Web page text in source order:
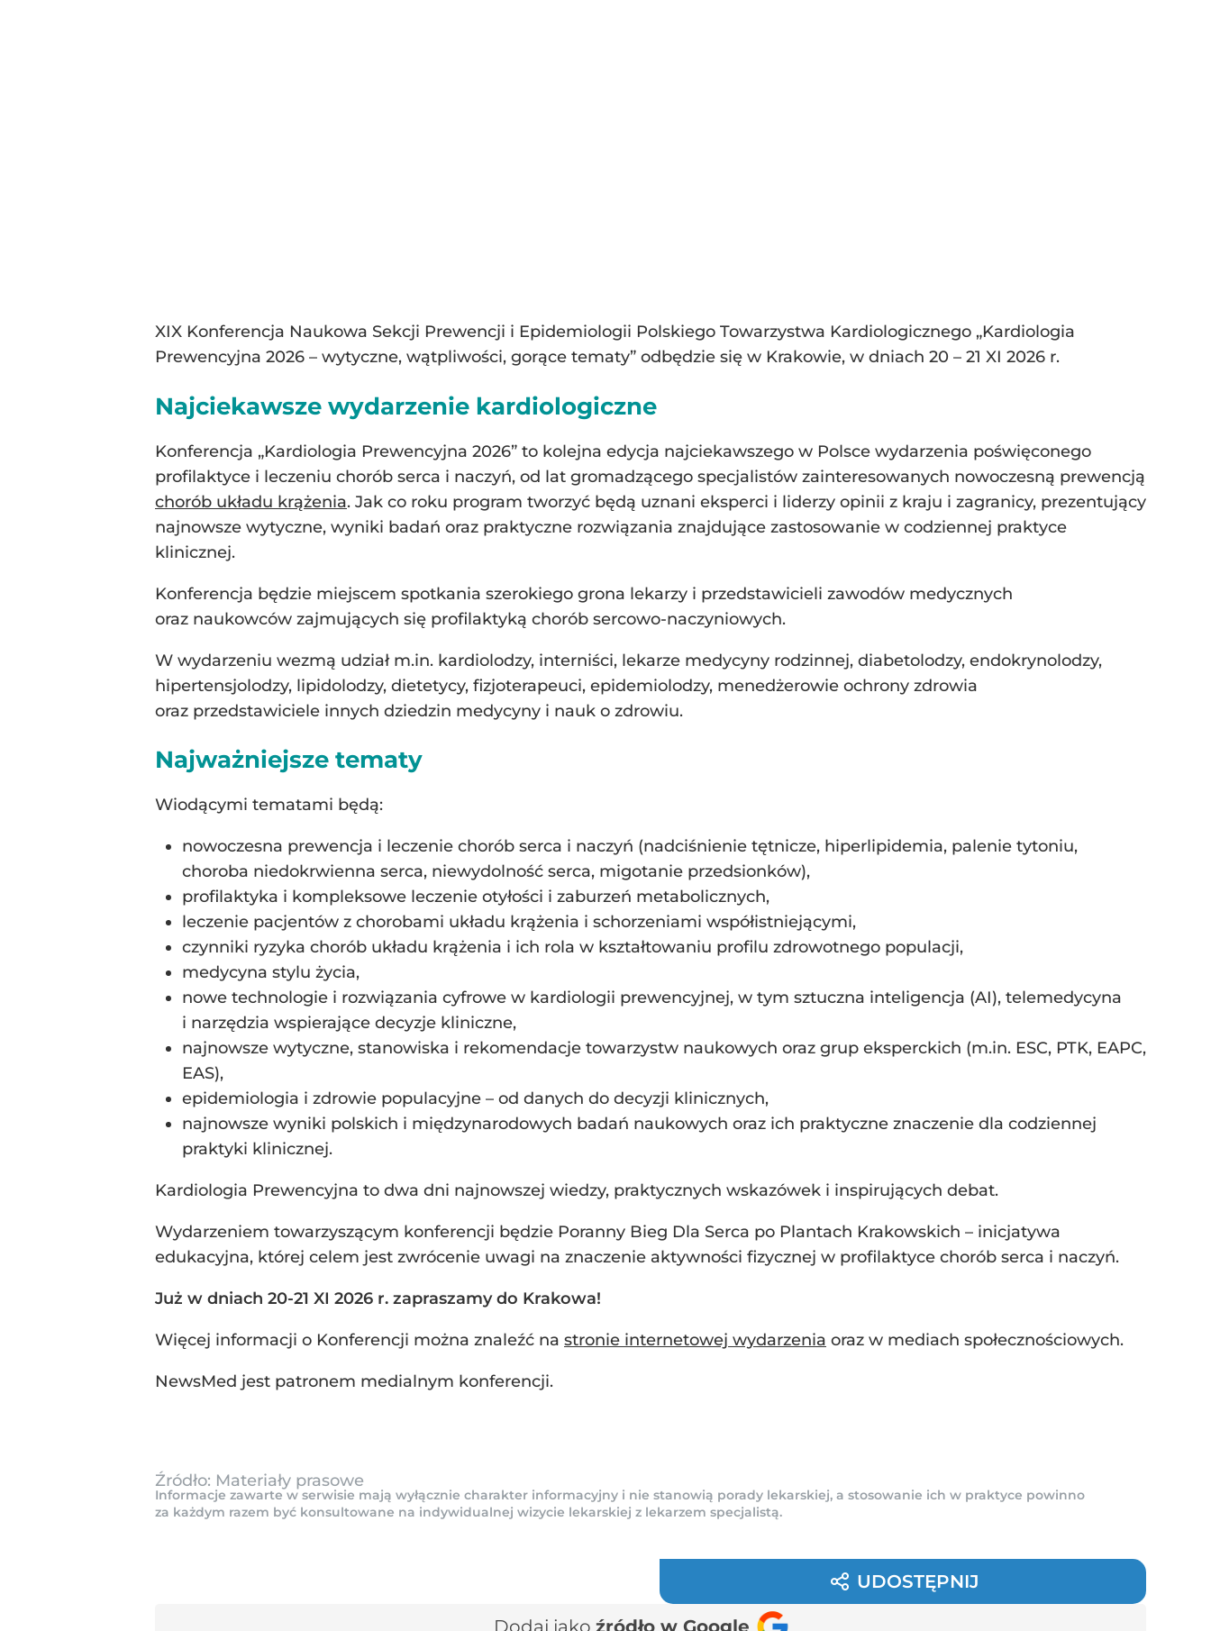
XIX Konferencja Naukowa Sekcji Prewencji i Epidemiologii Polskiego Towarzystwa Kardiologicznego „Kardiologia
Prewencyjna 2026 – wytyczne, wątpliwości, gorące tematy” odbędzie się w Krakowie, w dniach 20 – 21 XI 2026 r.
Najciekawsze wydarzenie kardiologiczne
Konferencja „Kardiologia Prewencyjna 2026” to kolejna edycja najciekawszego w Polsce wydarzenia poświęconego
profilaktyce i leczeniu chorób serca i naczyń, od lat gromadzącego specjalistów zainteresowanych nowoczesną prewencją
chorób układu krążenia. Jak co roku program tworzyć będą uznani eksperci i liderzy opinii z kraju i zagranicy, prezentujący
najnowsze wytyczne, wyniki badań oraz praktyczne rozwiązania znajdujące zastosowanie w codziennej praktyce
klinicznej.
Konferencja będzie miejscem spotkania szerokiego grona lekarzy i przedstawicieli zawodów medycznych
oraz naukowców zajmujących się profilaktyką chorób sercowo-naczyniowych.
W wydarzeniu wezmą udział m.in. kardiolodzy, interniści, lekarze medycyny rodzinnej, diabetolodzy, endokrynolodzy,
hipertensjolodzy, lipidolodzy, dietetycy, fizjoterapeuci, epidemiolodzy, menedżerowie ochrony zdrowia
oraz przedstawiciele innych dziedzin medycyny i nauk o zdrowiu.
Najważniejsze tematy
Wiodącymi tematami będą:
nowoczesna prewencja i leczenie chorób serca i naczyń (nadciśnienie tętnicze, hiperlipidemia, palenie tytoniu,
choroba niedokrwienna serca, niewydolność serca, migotanie przedsionków),
profilaktyka i kompleksowe leczenie otyłości i zaburzeń metabolicznych,
leczenie pacjentów z chorobami układu krążenia i schorzeniami współistniejącymi,
czynniki ryzyka chorób układu krążenia i ich rola w kształtowaniu profilu zdrowotnego populacji,
medycyna stylu życia,
nowe technologie i rozwiązania cyfrowe w kardiologii prewencyjnej, w tym sztuczna inteligencja (AI), telemedycyna
i narzędzia wspierające decyzje kliniczne,
najnowsze wytyczne, stanowiska i rekomendacje towarzystw naukowych oraz grup eksperckich (m.in. ESC, PTK, EAPC,
EAS),
epidemiologia i zdrowie populacyjne – od danych do decyzji klinicznych,
najnowsze wyniki polskich i międzynarodowych badań naukowych oraz ich praktyczne znaczenie dla codziennej
praktyki klinicznej.
Kardiologia Prewencyjna to dwa dni najnowszej wiedzy, praktycznych wskazówek i inspirujących debat.
Wydarzeniem towarzyszącym konferencji będzie Poranny Bieg Dla Serca po Plantach Krakowskich – inicjatywa
edukacyjna, której celem jest zwrócenie uwagi na znaczenie aktywności fizycznej w profilaktyce chorób serca i naczyń.
Już w dniach 20-21 XI 2026 r. zapraszamy do Krakowa!
Więcej informacji o Konferencji można znaleźć na stronie internetowej wydarzenia oraz w mediach społecznościowych.
NewsMed jest patronem medialnym konferencji.
Źródło: Materiały prasowe
Informacje zawarte w serwisie mają wyłącznie charakter informacyjny i nie stanowią porady lekarskiej, a stosowanie ich w praktyce powinno
za każdym razem być konsultowane na indywidualnej wizycie lekarskiej z lekarzem specjalistą.
UDOSTĘPNIJ
Dodaj jako źródło w Google